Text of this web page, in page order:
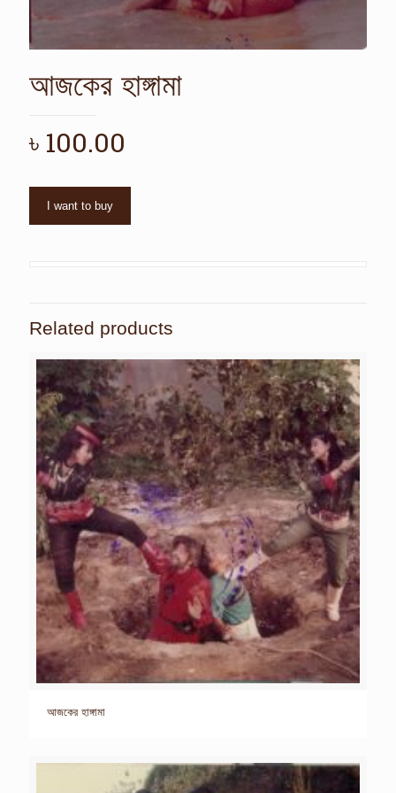
আজকের হাঙ্গামা
৳ 100.00
I want to buy
Related products
আজকের হাঙ্গামা